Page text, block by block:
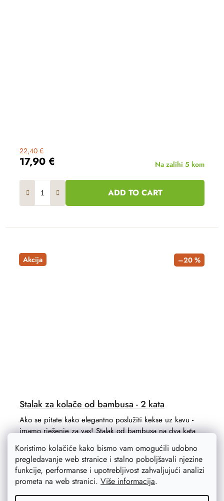
Koristimo kolačiće kako bismo vam omogućili udobno
pregledavanje web stranice i stalno poboljšavali njezine
funkcije, performanse i upotrebljivost zahvaljujući analizi
prometa na web stranici. Više informacija.
17,90 €
22,40 €
Na zalihi 5 kom
ADD TO CART
Akcija –20 %
Stalak za kolače od bambusa - 2 kata
Ako se pitate kako elegantno poslužiti kekse uz kavu -
imamo rješenje za vas! Stalak od bambusa na dva kata
obogaćuje stol i lijepo prezentira svaku slasticu.